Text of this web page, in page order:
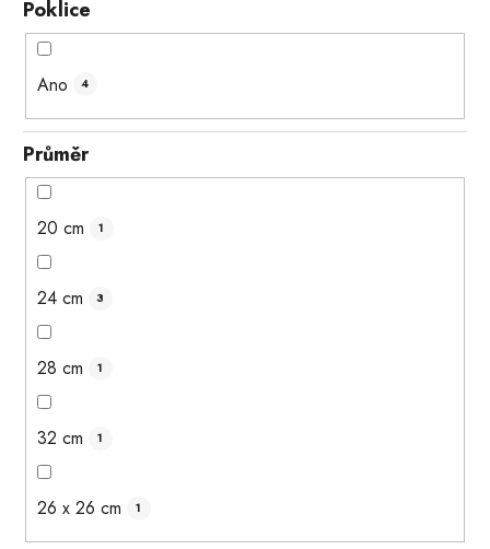
Poklice
Ano 4
Průměr
20 cm 1
24 cm 3
28 cm 1
32 cm 1
26 x 26 cm 1